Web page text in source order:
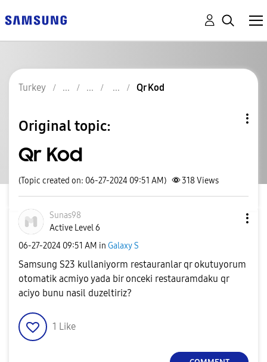
Turkey Qr Kod
Original topic:
Qr Kod
(Topic created on: 06-27-2024 09:51 AM) 318Views
Sunas98
Active Level 6
‎06-27-2024 09:51 AM in Galaxy S
Samsung S23 kullaniyorm restauranlar qr okutuyorum
otomatik acmiyo yada bir onceki restauramdaku qr
aciyo bunu nasil duzeltiriz?
1 Like